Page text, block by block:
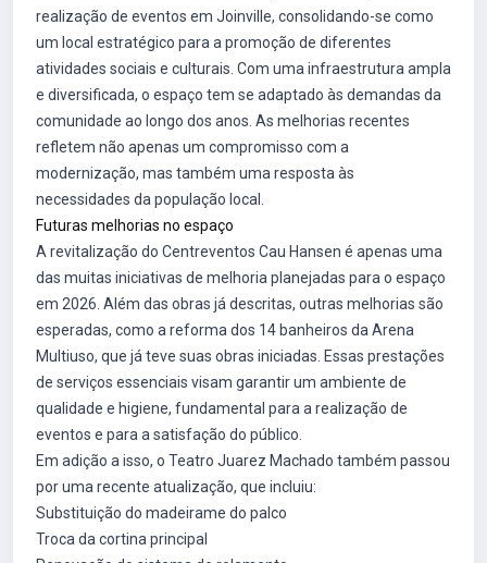
realização de eventos em Joinville, consolidando-se como
um local estratégico para a promoção de diferentes
atividades sociais e culturais. Com uma infraestrutura ampla
e diversificada, o espaço tem se adaptado às demandas da
comunidade ao longo dos anos. As melhorias recentes
refletem não apenas um compromisso com a
modernização, mas também uma resposta às
necessidades da população local.
Futuras melhorias no espaço
A revitalização do Centreventos Cau Hansen é apenas uma
das muitas iniciativas de melhoria planejadas para o espaço
em 2026. Além das obras já descritas, outras melhorias são
esperadas, como a reforma dos 14 banheiros da Arena
Multiuso, que já teve suas obras iniciadas. Essas prestações
de serviços essenciais visam garantir um ambiente de
qualidade e higiene, fundamental para a realização de
eventos e para a satisfação do público.
Em adição a isso, o Teatro Juarez Machado também passou
por uma recente atualização, que incluiu:
Substituição do madeirame do palco
Troca da cortina principal